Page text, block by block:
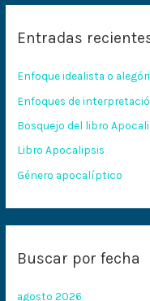
a
p
o
r
:
Entradas
Enfoque idealista o
Enfoques de
Bosquejo del libro
Libro Apocalipsis
Género apocalíptico
Buscar por fecha
agosto 2026